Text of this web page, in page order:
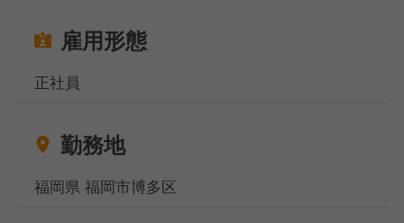
福利厚生として、研修制度、独立支援制度、資格取得
支援制度、海外旅行制度など、成長のための制度が整
っています。
当社サイト、フーズラボ・エージェントですがこのほ
地元で働きたい方、都心部で働きたいけど引っ越しの
雇用形態
正社員
勤務地
福岡県 福岡市博多区